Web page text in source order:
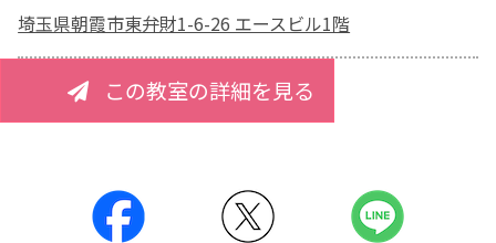
埼玉県朝霞市東弁財1-6-26 エースビル1階
この教室の詳細を見る